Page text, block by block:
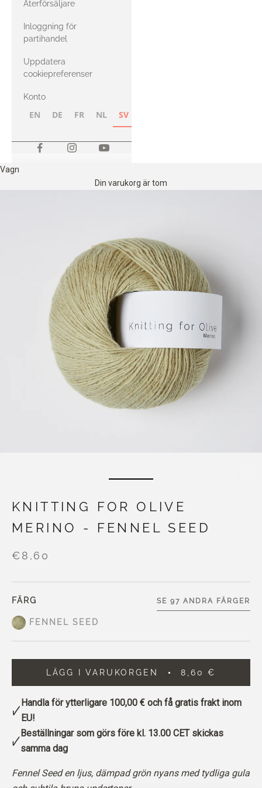
med Heavy
Merino
Återförsäljare
Inloggning för
partihandel
Uppdatera
cookiepreferenser
Konto
EN DE FR NL SV
Vagn
Din varukorg är tom
KNITTING FOR OLIVE
MERINO - FENNEL SEED
€8,60
FÄRG
FENNEL SEED
SE 97 ANDRA FÄRGER
LÄGG I VARUKORGEN 8,60 €
Handla för ytterligare 100,00 €och få gratis frakt inom
EU!
Beställningar som görs före kl. 13.00 CET skickas
samma dag
Fennel Seed en ljus, dämpad grön nyans med tydliga gula